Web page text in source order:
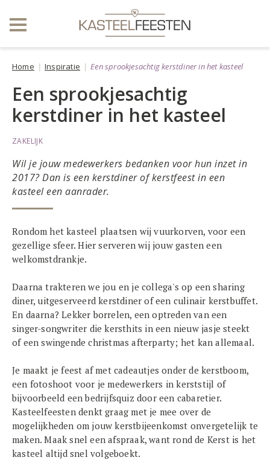
Home Inspiratie Een sprookjesachtig kerstdiner in het kasteel
Een sprookjesachtig
kerstdiner in het kasteel
ZAKELIJK
Wil je jouw medewerkers bedanken voor hun inzet in
2017? Dan is een kerstdiner of kerstfeest in een
kasteel een aanrader.
Rondom het kasteel plaatsen wij vuurkorven, voor een
gezellige sfeer. Hier serveren wij jouw gasten een
welkomstdrankje.
Daarna trakteren we jou en je collega's op een sharing
diner, uitgeserveerd kerstdiner of een culinair kerstbuffet.
En daarna? Lekker borrelen, een optreden van een
singer-songwriter die kersthits in een nieuw jasje steekt
of een swingende christmas afterparty; het kan allemaal.
Je maakt je feest af met cadeautjes onder de kerstboom,
een fotoshoot voor je medewerkers in kerststijl of
bijvoorbeeld een bedrijfsquiz door een cabaretier.
Kasteelfeesten denkt graag met je mee over de
mogelijkheden om jouw kerstbijeenkomst onvergetelijk te
maken. Maak snel een afspraak, want rond de Kerst is het
kasteel altijd snel volgeboekt.